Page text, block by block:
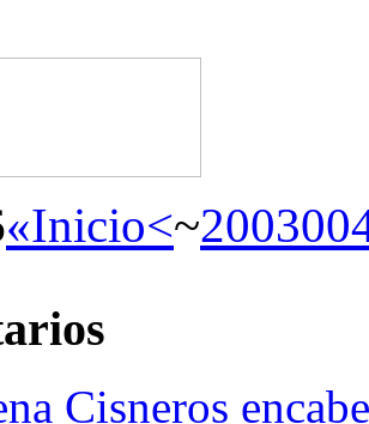
«Inicio<~200300
Cisneros